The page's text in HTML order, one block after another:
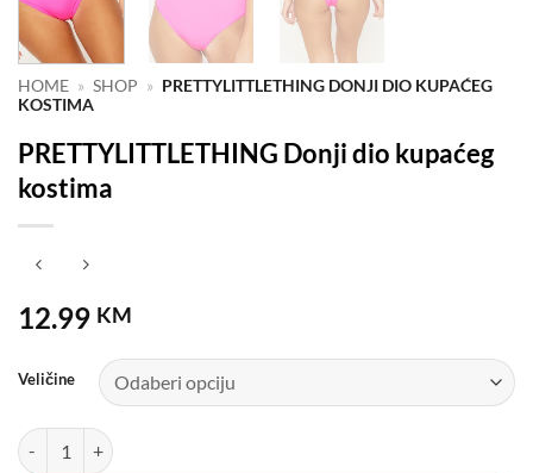
HOME » SHOP » PRETTYLITTLETHING DONJI DIO KUPAĆEG
KOSTIMA
PRETTYLITTLETHING Donji dio kupaćeg
kostima
12.99 KM
Veličine
PRETTYLITTLETHING Donji dio kupaćeg kostima količina